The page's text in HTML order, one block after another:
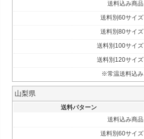
送料込み商品
送料別60サイズ
送料別80サイズ
送料別100サイズ
送料別120サイズ
※常温送料込み
山梨県
送料パターン
送料込み商品
送料別60サイズ